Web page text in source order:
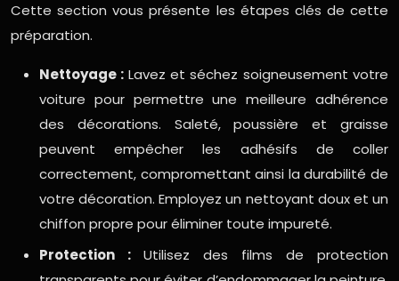
Cette section vous présente les étapes clés de cette
préparation.
Nettoyage : Lavez et séchez soigneusement votre
voiture pour permettre une meilleure adhérence
des décorations. Saleté, poussière et graisse
peuvent empêcher les adhésifs de coller
correctement, compromettant ainsi la durabilité de
votre décoration. Employez un nettoyant doux et un
chiffon propre pour éliminer toute impureté.
Protection : Utilisez des films de protection